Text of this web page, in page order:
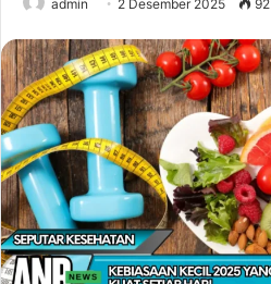
admin 2 Desember 2025 92